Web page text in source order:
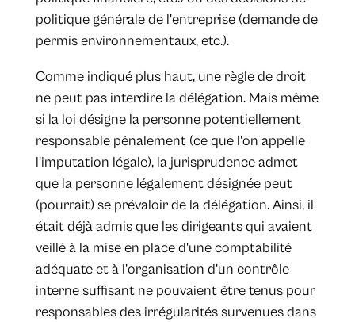
politique générale de l'entreprise (demande de
permis environnementaux, etc.).
Comme indiqué plus haut, une règle de droit
ne peut pas interdire la délégation. Mais même
si la loi désigne la personne potentiellement
responsable pénalement (ce que l'on appelle
l'imputation légale), la jurisprudence admet
que la personne légalement désignée peut
(pourrait) se prévaloir de la délégation. Ainsi, il
était déjà admis que les dirigeants qui avaient
veillé à la mise en place d'une comptabilité
adéquate et à l'organisation d'un contrôle
interne suffisant ne pouvaient être tenus pour
responsables des irrégularités survenues dans